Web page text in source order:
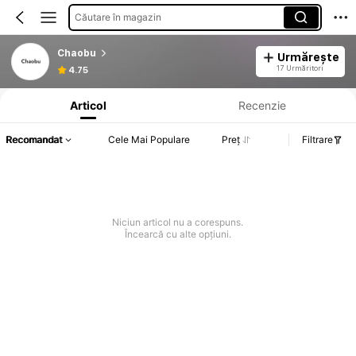
Căutare în magazin
Chaobu
4.75
Urmărește
17 Urmăritori
Informații despre produs: Divulgarea prețului, detalii privind vânzările și stocul.
Articol Recenzie
Recomandat Cele Mai Populare Preț Filtrare
Niciun articol nu a corespuns.
Încearcă cu alte opțiuni.